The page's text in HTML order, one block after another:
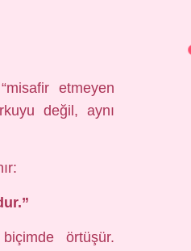
etmeyen
değil, aynı
örtüşür.